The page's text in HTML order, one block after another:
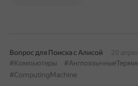
Вопрос для Поиска с Алисой
20
#Компьютеры
#ComputingMachine